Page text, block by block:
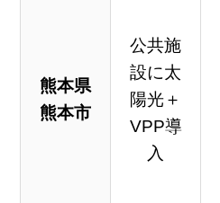
熊本県
熊本市
公共施
設に太
陽光＋
VPP導
入